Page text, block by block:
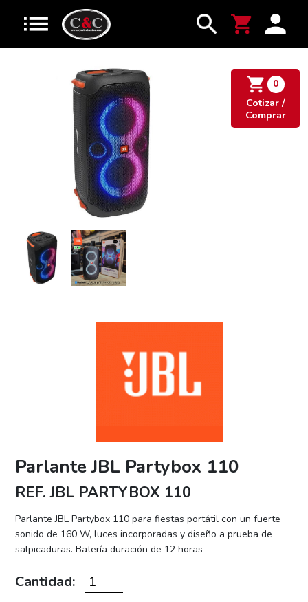
0
Cotizar /
Comprar
Parlante JBL Partybox 110
REF. JBL PARTYBOX 110
Parlante JBL Partybox 110 para fiestas portátil con un fuerte
sonido de 160 W, luces incorporadas y diseño a prueba de
salpicaduras. Batería duración de 12 horas
Cantidad: